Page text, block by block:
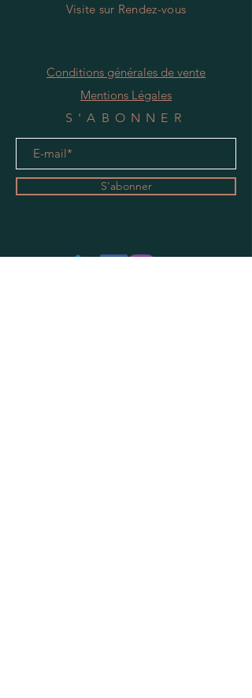
Visite sur Rendez-vous
Conditions générales de vente
Mentions Légales
S'ABONNER
S'abonner